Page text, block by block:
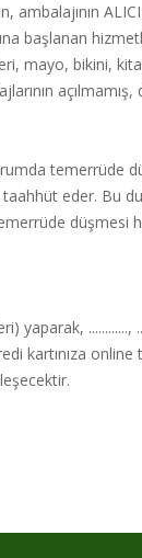
başlanan
mayo, bikini,
temerrüde
eder. Bu
düşmesi
............,
kartınıza